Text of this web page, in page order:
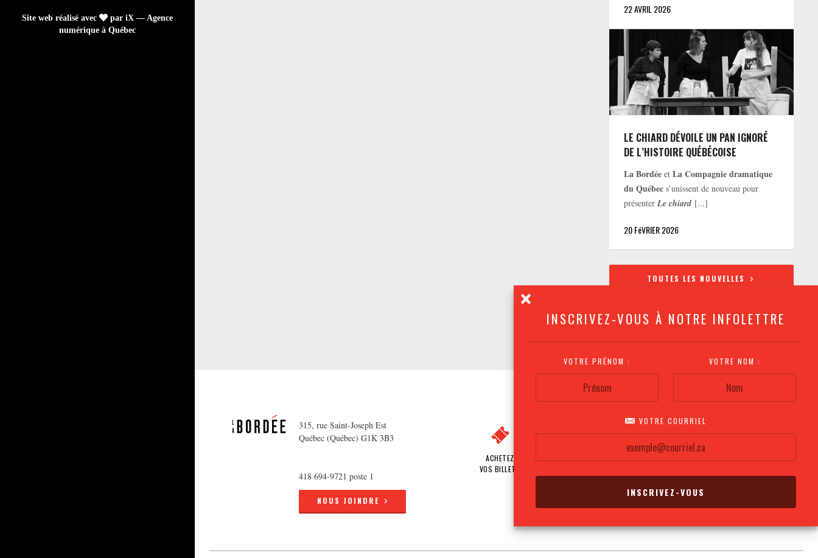
INSCRIVEZ-VOUS À NOTRE INFOLETTRE
VOTRE PRÉNOM : VOTRE NOM :
VOTRE COURRIEL
Site web réalisé avec
par iX — Agence
numérique à Québec
22 AVRIL 2026
LE CHIARD DÉVOILE UN PAN IGNORÉ
DE L’HISTOIRE QUÉBÉCOISE
La Bordée etLa Compagnie dramatique
du Québec s’unissent de nouveau pour
présenterLe chiard [...]
20 FéVRIER 2026
TOUTES LES NOUVELLES
315, rue Saint-Joseph Est
Québec (Québec) G1K 3B3
418 694-9721 poste 1
NOUS JOINDRE
ACHETEZ
VOS BILLETS